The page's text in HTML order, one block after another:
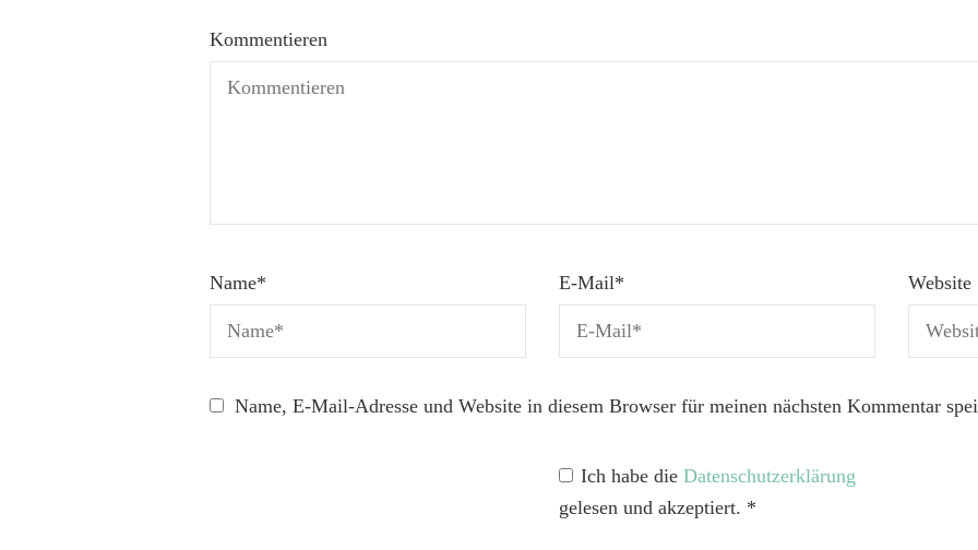
Kommentieren
Name* E-Mail* Website
Name, E-Mail-Adresse und Website in diesem Browser für meinen nächsten Kommentar
Ich habe die Datenschutzerklärung
gelesen und akzeptiert. *